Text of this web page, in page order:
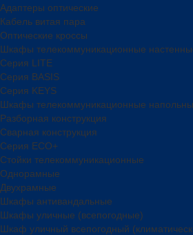
Адаптеры оптические
Кабель витая пара
Оптические кроссы
Шкафы телекоммуникационные
Cерия LITE
Cерия BASIS
Cерия KEYS
Шкафы телекоммуникационные
Разборная конструкция
Сварная конструкция
Серия ECO+
Стойки телекоммуникационные
Однорамные
Двухрамные
Шкафы антивандальные
Шкафы уличные (всепогодные)
Шкаф уличный всепогодный